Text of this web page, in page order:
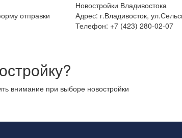
отправки
Новостройки Владивостока
Адрес: г.Владивосток,
Телефон: +7 (423) 280-02-07
внимание при выборе новостройки